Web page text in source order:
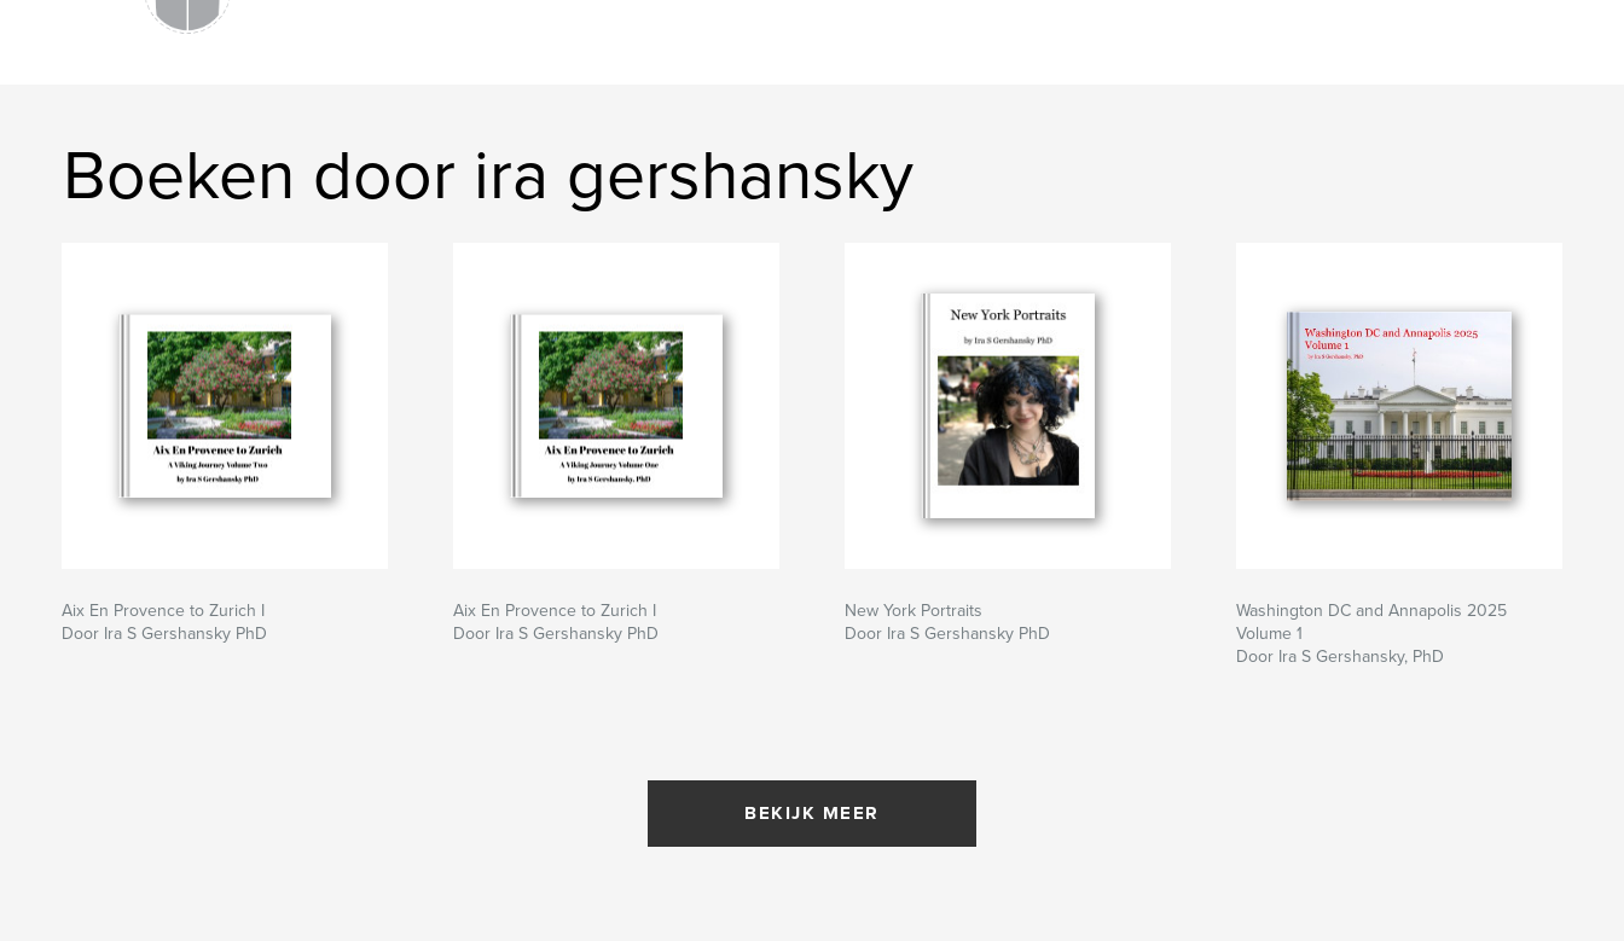
Boeken door ira gershansky
Aix En Provence to Zurich I
Door Ira S Gershansky PhD
Aix En Provence to Zurich I
Door Ira S Gershansky PhD
New York Portraits
Door Ira S Gershansky PhD
Washington DC and Annapolis 2025
Volume 1
Door Ira S Gershansky, PhD
BEKIJK MEER